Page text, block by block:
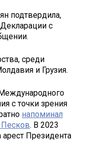
подтвердила,
с
среди
и Грузия.
с точки зрения
напоминал
. В 2023
Президента